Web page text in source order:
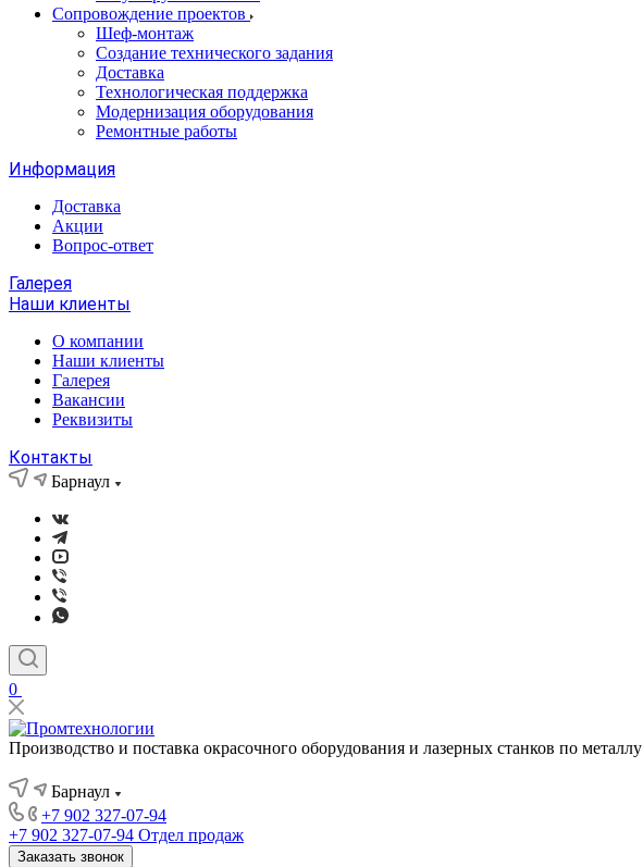
Сопровождение проектов
Шеф-монтаж
Создание технического задания
Доставка
Технологическая поддержка
Модернизация оборудования
Ремонтные работы
Информация
Доставка
Акции
Вопрос-ответ
Галерея
Наши клиенты
О компании
Наши клиенты
Галерея
Вакансии
Реквизиты
Контакты
Барнаул
0
Производство и поставка окрасочного оборудования и лазерных станков по металлу
Барнаул
+7 902 327-07-94
+7 902 327-07-94 Отдел продаж
Заказать звонок